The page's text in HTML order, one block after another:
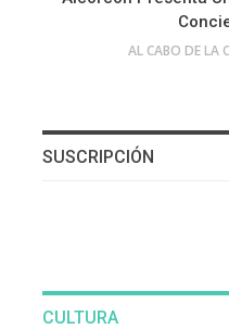
SUSCRIPCIÓN
CULTURA